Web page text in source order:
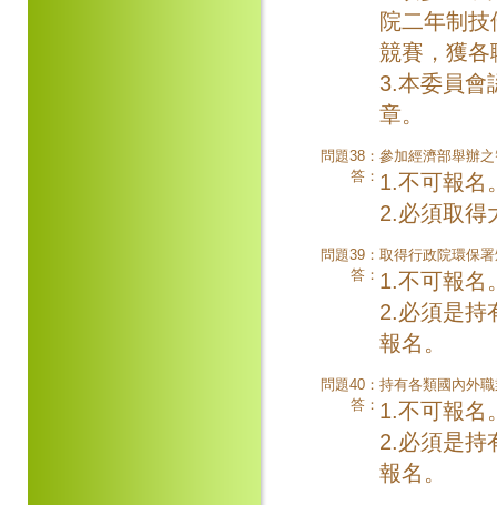
院二年制
競賽，獲各
3.本委員會
章。
問題38： 參加經濟部舉辦
答： 1.不可報名
2.必須取得
問題39： 取得行政院環保
答： 1.不可報名
2.必須是持
報名。
問題40： 持有各類國內外
答： 1.不可報名
2.必須是持
報名。